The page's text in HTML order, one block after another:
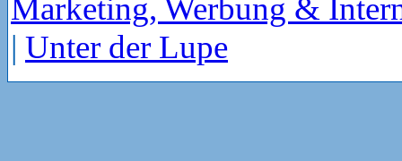
Marketing, Werbung &
| Unter der Lupe